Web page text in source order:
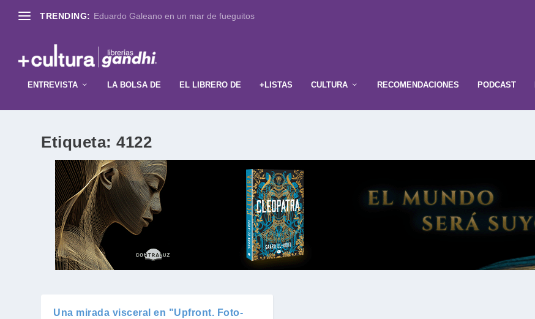
TRENDING: Eduardo Galeano en un mar de fueguitos
ENTREVISTA LA BOLSA DE EL LIBRERO DE +LISTAS CULTURA RECOMENDACIONES PODCAST
Etiqueta:4122
Una mirada visceral en "Upfront. Foto-